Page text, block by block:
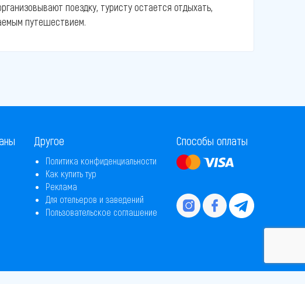
поездку, туристу остается отдыхать,
путешествием.
Другое
Политика конфиденциальности
Как купить тур
Реклама
Для отельеров и заведений
Пользовательское соглашение
Способы оплаты